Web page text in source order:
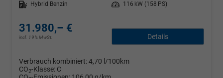
Hybrid Benzin
116 kW (158 PS)
31.980,– €
incl. 19% MwSt. Details
Verbrauch kombiniert:4,70 l/100km
CO2-Klasse: C